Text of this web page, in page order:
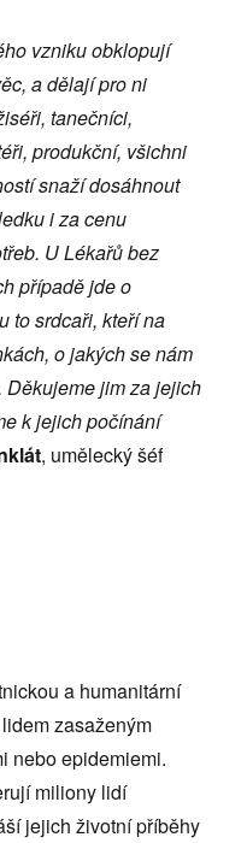
vzniku obklopují
a dělají pro ni
tanečníci,
produkční, všichni
snaží dosáhnout
i za cenu
U Lékařů bez
případě jde o
to srdcaři, kteří na
o jakých se nám
jim za jejich
k jejich počínání
, umělecký šéf
a humanitární
zasaženým
nebo epidemiemi.
miliony lidí
jejich životní příběhy